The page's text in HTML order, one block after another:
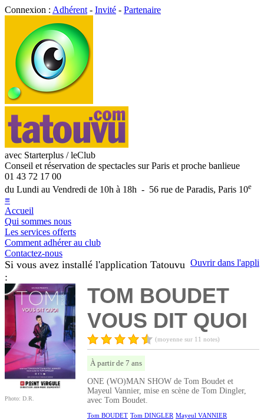
Connexion : Adhérent - Invité - Partenaire
avec Starterplus / leClub
Conseil et réservation de spectacles sur Paris et proche banlieue
01 43 72 17 00
du Lundi au Vendredi de 10h à 18h - 56 rue de Paradis, Paris 10e
≡
Accueil
Qui sommes nous
Les services offerts
Comment adhérer au club
Contactez-nous
Ouvrir dans l'appli
Si vous avez installé l'application Tatouvu
:
Photo: D.R.
TOM BOUDET
VOUS DIT QUOI
(moyenne sur 11 notes)
À partir de 7 ans
ONE (WO)MAN SHOW de Tom Boudet et
Mayeul Vannier, mise en scène de Tom Dingler,
avec Tom Boudet.
Tom BOUDET Tom DINGLER Mayeul VANNIER